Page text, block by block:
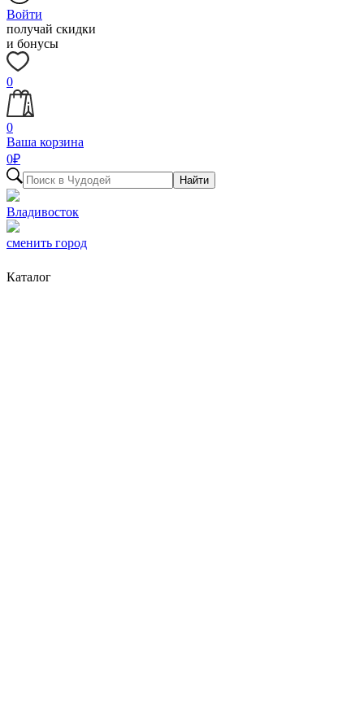
Войти
получай скидки
и бонусы
0
0
Ваша корзина
0₽
Найти
Владивосток
сменить город
Каталог